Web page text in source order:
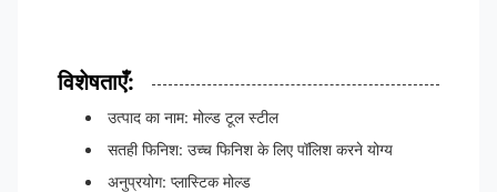
विशेषताएँ:
उत्पाद का नाम: मोल्ड टूल स्टील
सतही फिनिश: उच्च फिनिश के लिए पॉलिश करने योग्य
अनुप्रयोग: प्लास्टिक मोल्ड